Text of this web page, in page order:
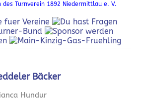
Turnverein 1892 Niedermittlau e. V.
Bäcker
Hundur